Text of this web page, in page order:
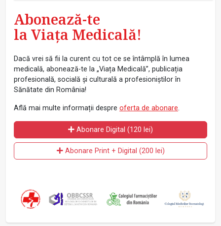
Abonează-te
la Viața Medicală!
Dacă vrei să fii la curent cu tot ce se întâmplă în lumea
medicală, abonează-te la „Viața Medicală”, publicația
profesională, socială și culturală a profesioniștilor în
Sănătate din România!
Află mai multe informații despre oferta de abonare.
Abonare Digital (120 lei)
Abonare Print + Digital (200 lei)